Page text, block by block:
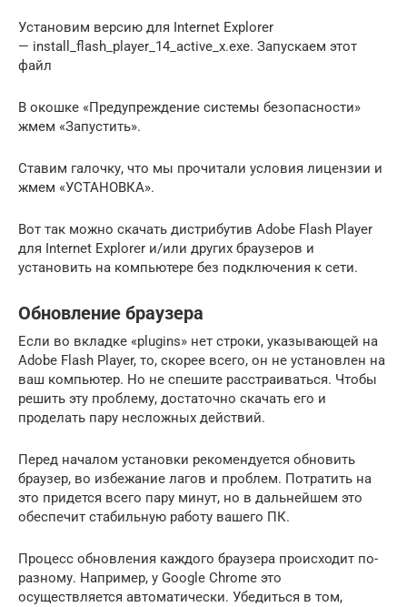
Установим версию для Internet Explorer
— install_flash_player_14_active_x.exe. Запускаем этот
файл
В окошке «Предупреждение системы безопасности»
жмем «Запустить».
Ставим галочку, что мы прочитали условия лицензии и
жмем «УСТАНОВКА».
Вот так можно скачать дистрибутив Adobe Flash Player
для Internet Explorer и/или других браузеров и
установить на компьютере без подключения к сети.
Обновление браузера
Если во вкладке «plugins» нет строки, указывающей на
Adobe Flash Player, то, скорее всего, он не установлен на
ваш компьютер. Но не спешите расстраиваться. Чтобы
решить эту проблему, достаточно скачать его и
проделать пару несложных действий.
Перед началом установки рекомендуется обновить
браузер, во избежание лагов и проблем. Потратить на
это придется всего пару минут, но в дальнейшем это
обеспечит стабильную работу вашего ПК.
Процесс обновления каждого браузера происходит по-
разному. Например, у Google Chrome это
осуществляется автоматически. Убедиться в том,